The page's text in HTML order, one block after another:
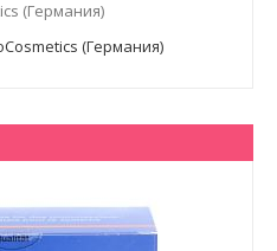
(Германия)
(Германия)